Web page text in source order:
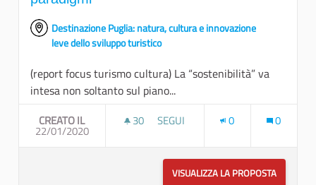
Destinazione Puglia: natura, cultura e innovazione
leve dello sviluppo turistico
(report focus turismo cultura) La “sostenibilità” va
intesa non soltanto sul piano...
CREATO IL
22/01/2020
30 30 SOSTENITORI
SEGUI 0 0
VISUALIZZA LA PROPOSTA